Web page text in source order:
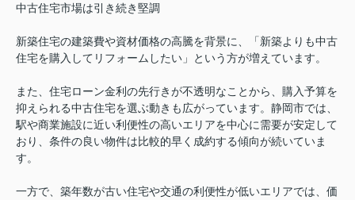
中古住宅市場は引き続き堅調
新築住宅の建築費や資材価格の高騰を背景に、「新築よりも中古
住宅を購入してリフォームしたい」という方が増えています。
また、住宅ローン金利の先行きが不透明なことから、購入予算を
抑えられる中古住宅を選ぶ動きも広がっています。静岡市では、
駅や商業施設に近い利便性の高いエリアを中心に需要が安定して
おり、条件の良い物件は比較的早く成約する傾向が続いていま
す。
一方で、築年数が古い住宅や交通の利便性が低いエリアでは、価